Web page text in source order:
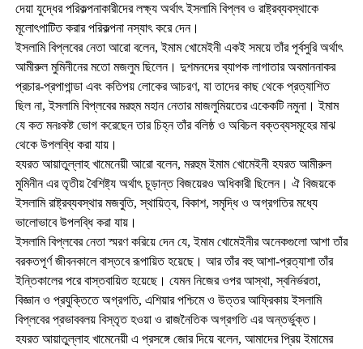
দেয়া যুদ্ধের পরিকল্পনাকারীদের লক্ষ্য অর্থাৎ ইসলামি বিপ্লব ও রাষ্ট্রব্যবস্থাকে
মূলোৎপাটিত করার পরিকল্পনা নস্যাৎ করে দেন।
ইসলামি বিপ্লবের নেতা আরো বলেন, ইমাম খোমেইনী একই সময়ে তাঁর পূর্বসুরি অর্থাৎ
আমীরুল মুমিনীনের মতো মজলুম ছিলেন। দুশমনদের ব্যাপক লাগাতার অবমাননাকর
প্রচার-প্রপাগান্ডা এবং কতিপয় লোকের আচরণ, যা তাদের কাছ থেকে প্রত্যাশিত
ছিল না, ইসলামি বিপ্লবের মরহুম মহান নেতার মাজলুমিয়তের একেকটি নমুনা। ইমাম
যে কত মনঃকষ্ট ভোগ করেছেন তার চিহ্ন তাঁর বলিষ্ঠ ও অবিচল বক্তব্যসমূহের মাঝ
থেকে উপলব্ধি করা যায়।
হযরত আয়াতুল্লাহ খামেনেয়ী আরো বলেন, মরহুম ইমাম খোমেইনী হযরত আমীরুল
মুমিনীন এর তৃতীয় বৈশিষ্ট্য অর্থাৎ চূড়ান্ত বিজয়েরও অধিকারী ছিলেন। ঐ বিজয়কে
ইসলামি রাষ্ট্রব্যবস্থার মজবুতি, স্থায়িত্ব, বিকাশ, সমৃদ্ধি ও অগ্রগতির মধ্যে
ভালোভাবে উপলব্ধি করা যায়।
ইসলামি বিপ্লবের নেতা স্মরণ করিয়ে দেন যে, ইমাম খোমেইনীর অনেকগুলো আশা তাঁর
বরকতপূর্ণ জীবনকালে বাস্তবে রূপায়িত হয়েছে। আর তাঁর বহু আশা-প্রত্যাশা তাঁর
ইন্তিকালের পরে বাস্তবায়িত হয়েছে। যেমন নিজের ওপর আস্থা, স্বনির্ভরতা,
বিজ্ঞান ও প্রযুক্তিতে অগ্রগতি, এশিয়ার পশ্চিমে ও উত্তর আফ্রিকায় ইসলামি
বিপ্লবের প্রভাববলয় বিস্তৃত হওয়া ও রাজনৈতিক অগ্রগতি এর অন্তর্ভুক্ত।
হযরত আয়াতুল্লাহ খামেনেয়ী এ প্রসঙ্গে জোর দিয়ে বলেন, আমাদের প্রিয় ইমামের